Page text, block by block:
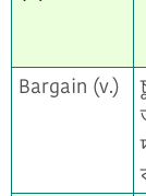
Bargain (v.)